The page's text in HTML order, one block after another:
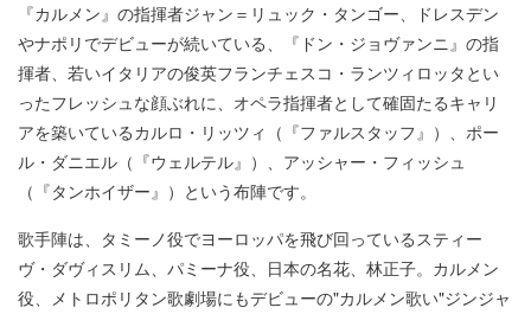
『カルメン』の指揮者ジャン＝リュック・タンゴー、ドレスデン
やナポリでデビューが続いている、『ドン・ジョヴァンニ』の指
揮者、若いイタリアの俊英フランチェスコ・ランツィロッタとい
ったフレッシュな顔ぶれに、オペラ指揮者として確固たるキャリ
アを築いているカルロ・リッツィ（『ファルスタッフ』）、ポー
ル・ダニエル（『ウェルテル』）、アッシャー・フィッシュ
（『タンホイザー』）という布陣です。
歌手陣は、タミーノ役でヨーロッパを飛び回っているスティー
ヴ・ダヴィスリム、パミーナ役、日本の名花、林正子。カルメン
役、メトロポリタン歌劇場にもデビューの"カルメン歌い"ジンジャ